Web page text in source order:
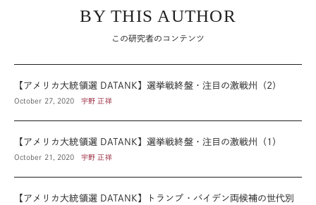
BY THIS AUTHOR
この研究者のコンテンツ
【アメリカ大統領選 DATANK】選挙戦終盤・注目の激戦州（2）
October 27, 2020 宇野 正祥
【アメリカ大統領選 DATANK】選挙戦終盤・注目の激戦州（1）
October 21, 2020 宇野 正祥
【アメリカ大統領選 DATANK】トランプ・バイデン両候補の世代別